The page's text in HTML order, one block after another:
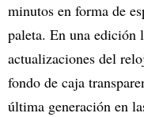
minutos en forma de
paleta. En una edición
actualizaciones del
fondo de caja
última generación en